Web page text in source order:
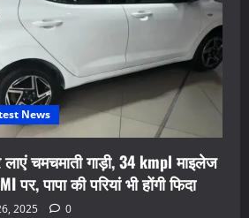
News
चमचमाती गाड़ी, 34 kmpl माइलेज
पापा की परियां भी होंगी फिदा
2025 0